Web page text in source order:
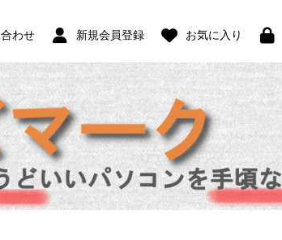
わせ 新規会員登録 お気に入り